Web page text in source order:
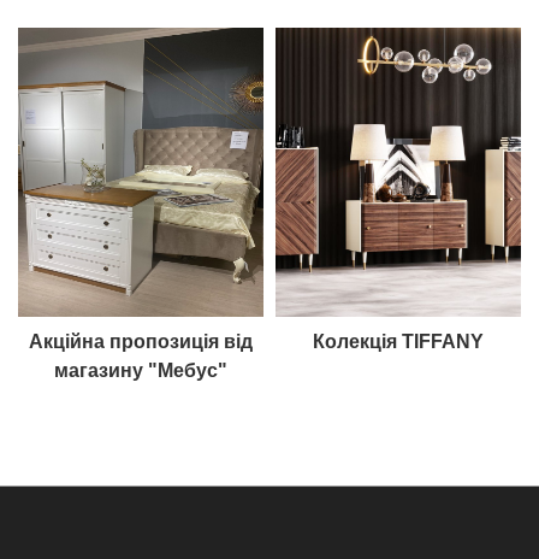
Акційна пропозиція від
магазину "Мебус"
Колекція TIFFANY